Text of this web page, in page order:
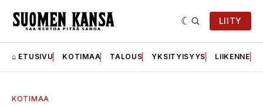
LIITY
⌂ ETUSIVU KOTIMAA TALOUS YKSITYISYYS LIIKENNE
KOTIMAA